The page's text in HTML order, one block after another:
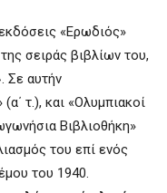
«Ερωδιός»
σειράς βιβλίων του,
. Σε αυτήν
τ.), και «Ολυμπιακοί
Βιβλιοθήκη»
του επί ενός
του 1940.